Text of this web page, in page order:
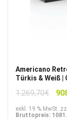
Americano
Türkis & Weiß |
1.269,70€
war:
exkl. 19 % MwSt.
Bruttopreis: